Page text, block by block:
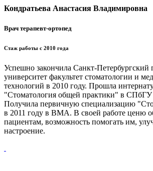
Кондратьева Анастасия Владимировна
Врач терапевт-ортопед
Стаж работы с 2010 года
Успешно закончила Санкт-Петербургский
университет факультет стоматологии и
технологий в 2010 году. Прошла
"Стоматология общей практики" в СПбГУ
Получила первичную специализацию
в 2011 году в ВМА. В своей работе ценю
пациентам, возможность помогать им,
настроение.